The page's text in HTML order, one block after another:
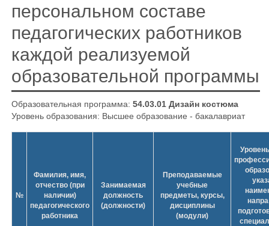
персональном составе
педагогических работников
каждой реализуемой
образовательной программы
Образовательная программа: 54.03.01 Дизайн костюма
Уровень образования: Высшее образование - бакалавриат
№
Фамилия, имя,
отчество (при
наличии)
педагогического
работника
Занимаемая
должность
(должности)
Преподаваемые
учебные
предметы, курсы,
дисциплины
(модули)